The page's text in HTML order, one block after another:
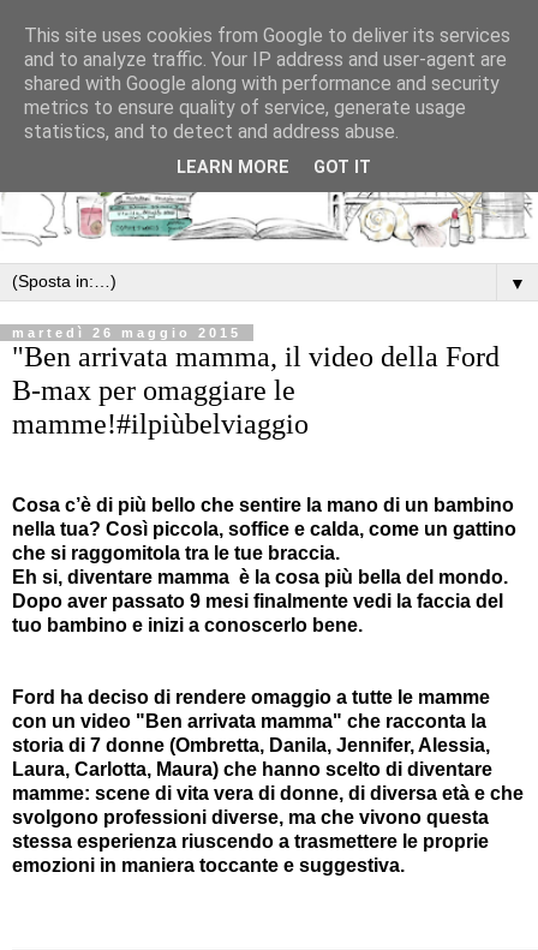
▼
martedì 26 maggio 2015
"Ben arrivata mamma, il video della Ford
B-max per omaggiare le
mamme!#ilpiùbelviaggio
Cosa c’è di più bello che sentire la mano di un bambino
nella tua? Così piccola, soffice e calda, come un gattino
che si raggomitola tra le tue braccia.
Eh si, diventare mamma è la cosa più bella del mondo.
Dopo aver passato 9 mesi finalmente vedi la faccia del
tuo bambino e inizi a conoscerlo bene.
Ford ha deciso di rendere omaggio a tutte le mamme
con un video "Ben arrivata mamma" che racconta la
storia di 7 donne (Ombretta, Danila, Jennifer, Alessia,
Laura, Carlotta, Maura) che hanno scelto di diventare
mamme: scene di vita vera di donne, di diversa età e che
svolgono professioni diverse, ma che vivono questa
stessa esperienza riuscendo a trasmettere le proprie
emozioni in maniera toccante e suggestiva.
This site uses cookies from Google to deliver its services
and to analyze traffic. Your IP address and user-agent are
shared with Google along with performance and security
metrics to ensure quality of service, generate usage
statistics, and to detect and address abuse.
LEARN MORE GOT IT